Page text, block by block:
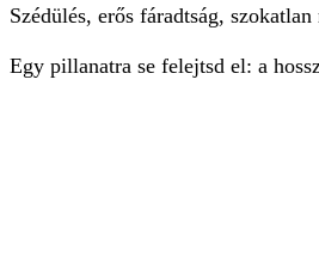
Szédülés, erős fáradtság,
Egy pillanatra se felejtsd el: a